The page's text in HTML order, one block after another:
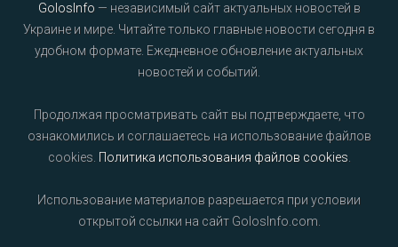
GolosInfo — независимый сайт актуальных новостей в
Украине и мире. Читайте только главные новости сегодня в
удобном формате. Ежедневное обновление актуальных
новостей и событий.
Продолжая просматривать сайт вы подтверждаете, что
ознакомились и соглашаетесь на использование файлов
cookies. Политика использования файлов cookies
Использование материалов разрешается при условии
открытой ссылки на сайт GolosInfo.com.